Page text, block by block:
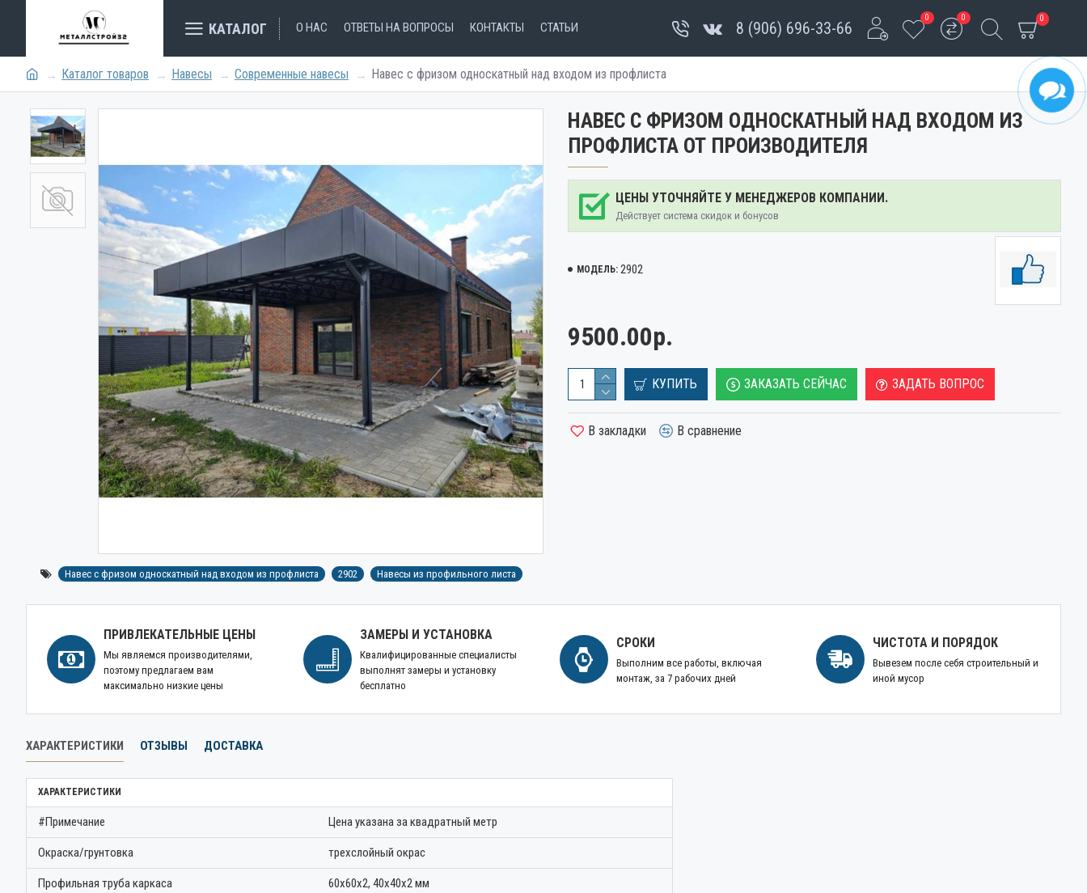
КАТАЛОГ О НАС ОТВЕТЫ НА ВОПРОСЫ КОНТАКТЫ СТАТЬИ 8 (906) 696-33-66
0 0 0
Каталог товаров Навесы Современные навесы Навес с фризом односкатный над входом из профлиста
Навес с фризом односкатный над входом из профлиста 2902 Навесы из профильного листа
НАВЕС С ФРИЗОМ ОДНОСКАТНЫЙ НАД ВХОДОМ ИЗ
ПРОФЛИСТА ОТ ПРОИЗВОДИТЕЛЯ
ЦЕНЫ УТОЧНЯЙТЕ У МЕНЕДЖЕРОВ КОМПАНИИ.
Действует система скидок и бонусов
МОДЕЛЬ: 2902
9500.00р.
КУПИТЬ ЗАКАЗАТЬ СЕЙЧАС ЗАДАТЬ ВОПРОС
В закладки В сравнение
ПРИВЛЕКАТЕЛЬНЫЕ ЦЕНЫ
Мы являемся производителями,
поэтому предлагаем вам
максимально низкие цены
ЗАМЕРЫ И УСТАНОВКА
Квалифицированные специалисты
выполнят замеры и установку
бесплатно
СРОКИ
Выполним все работы, включая
монтаж, за 7 рабочих дней
ЧИСТОТА И ПОРЯДОК
Вывезем после себя строительный и
иной мусор
ХАРАКТЕРИСТИКИ ОТЗЫВЫ ДОСТАВКА
ХАРАКТЕРИСТИКИ
#Примечание Цена указана за квадратный метр
Окраска/грунтовка трехслойный окрас
Профильная труба каркаса 60х60х2, 40х40х2 мм